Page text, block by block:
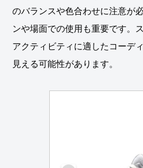
のバランスや色合わせに注意が
ンや場面での使用も重要です。
アクティビティに適したコーデ
見える可能性があります。